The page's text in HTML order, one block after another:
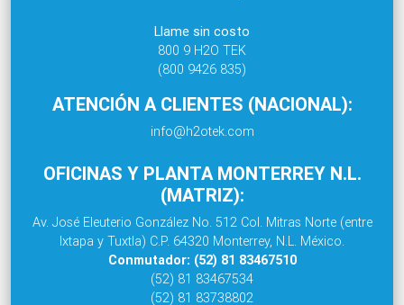
Llame sin costo
800 9 H2O TEK
(800 9426 835)
ATENCIÓN A CLIENTES (NACIONAL):
info@h2otek.com
OFICINAS Y PLANTA MONTERREY N.L.
(MATRIZ):
Av. José Eleuterio González No. 512 Col. Mitras Norte (entre
Ixtapa y Tuxtla) C.P. 64320 Monterrey, N.L. México.
Conmutador: (52) 81 83467510
(52) 81 83467534
(52) 81 83738802